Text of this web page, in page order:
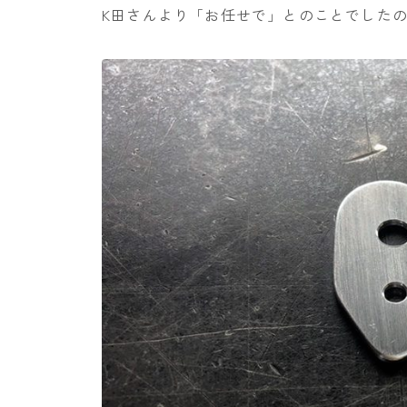
K田さんより「お任せで」とのことでした